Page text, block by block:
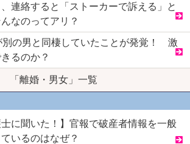
連絡すると「ストーカーで訴える」と
なのってアリ？
別の男と同棲していたことが発覚！ 激
るのか？
「離婚・男女」一覧
士に聞いた！】官報で破産者情報を一般
いるのはなぜ？